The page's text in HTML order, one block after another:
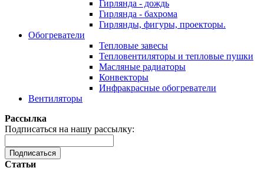
Гирлянда - дождь
Гирлянда - бахрома
Гирлянды, фигуры, проекторы.
Обогреватели
Тепловые завесы
Тепловентиляторы и тепловые пушки
Масляные радиаторы
Конвекторы
Инфракрасные обогреватели
Вентиляторы
Рассылка
Подписаться на нашу рассылку:
Подписаться
Статьи